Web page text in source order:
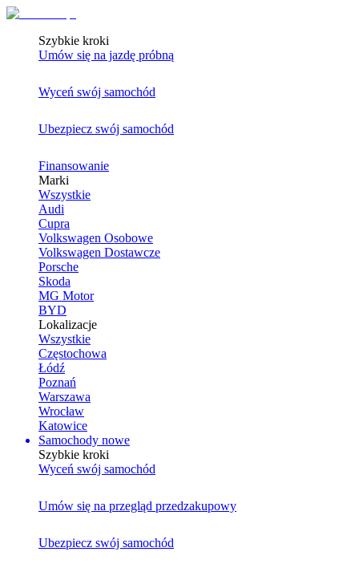
Szybkie kroki
Umów się na jazdę próbną
Wyceń swój samochód
Ubezpiecz swój samochód
Finansowanie
Marki
Wszystkie
Audi
Cupra
Volkswagen Osobowe
Volkswagen Dostawcze
Porsche
Skoda
MG Motor
BYD
Lokalizacje
Wszystkie
Częstochowa
Łódź
Poznań
Warszawa
Wrocław
Katowice
Samochody nowe
Szybkie kroki
Wyceń swój samochód
Umów się na przegląd przedzakupowy
Ubezpiecz swój samochód